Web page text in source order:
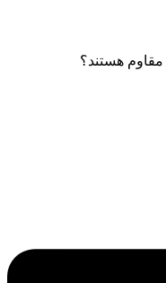
هستند؟